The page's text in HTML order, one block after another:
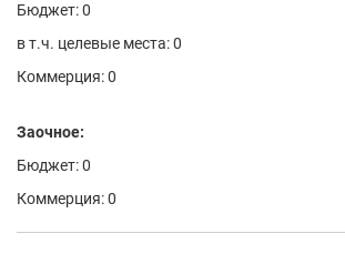
Бюджет: 0
в т.ч. целевые места: 0
Коммерция: 0
Заочное:
Бюджет: 0
Коммерция: 0